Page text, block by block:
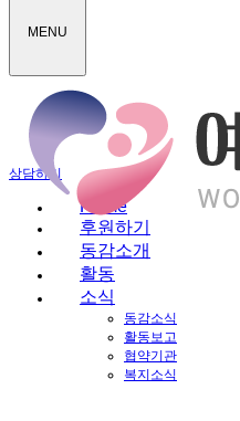
MENU
상담하기
Home
후원하기
동감소개
활동
소식
동감소식
활동보고
협약기관
복지소식